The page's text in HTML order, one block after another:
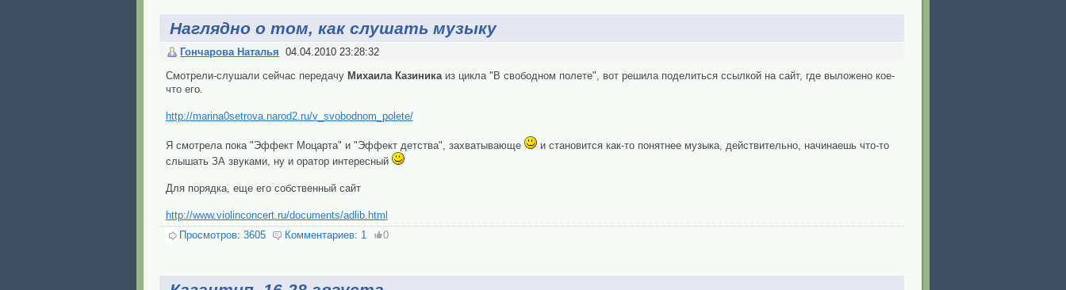
Наглядно о том, как слушать музыку
Гончарова Наталья
04.04.2010 23:28:32
Смотрели-слушали сейчас передачу Михаила Казиникаиз цикла "В свободном полете", вот решила поделиться ссылкой на сайт, где выложено кое-
что его.
http://marina0setrova.narod2.ru/v_svobodnom_polete/
Я смотрела пока "Эффект Моцарта" и "Эффект детства", захватывающе
и становится как-то понятнее музыка, действительно, начинаешь что-то
слышать ЗА звуками, ну и оратор интересный
Для порядка, еще его собственный сайт
http://www.violinconcert.ru/documents/adlib.html
Просмотров: 3605
Комментариев: 1 0